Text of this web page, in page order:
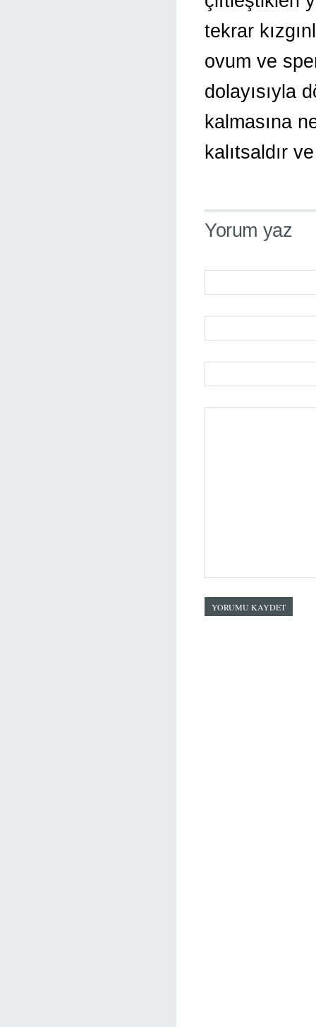
tekrar
ovum ve
dolayısıyla
kalmasına
kalıtsaldır
Yorum yaz